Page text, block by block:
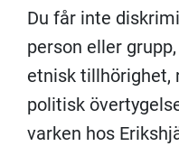
Du får inte
person eller
etnisk tillhörighet,
politisk
varken hos